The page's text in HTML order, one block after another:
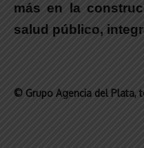
más en la
salud público,
© Grupo Agencia del Plata,